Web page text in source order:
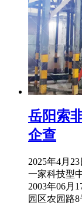
岳阳索
企查
2025年4月
一家科技型
2003年06月
园区农园路